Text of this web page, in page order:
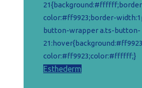
color:#ff9923;border-
button-wrapper a.ts-button-
color:#ff9923;color:#ffffff;}
Esthederm